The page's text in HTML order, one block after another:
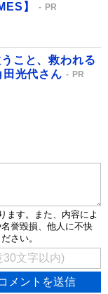
】
PR
こと、救われる
光代さん
PR